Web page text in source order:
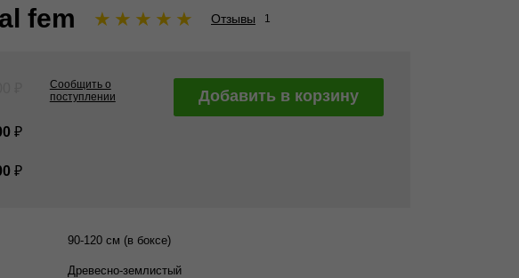
fem ★ ★ ★ ★ ★ Отзывы 1
Сообщить о
поступлении
₽
₽
Добавить в корзину
90-120 см (в боксе)
Древесно-землистый